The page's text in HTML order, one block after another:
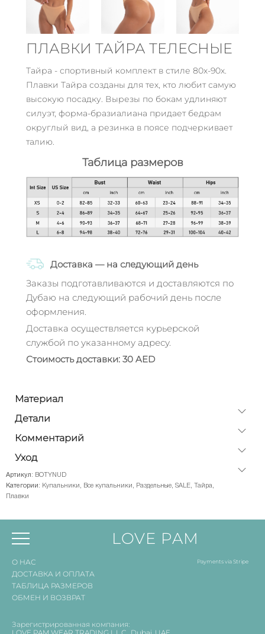
ПЛАВКИ ТАЙРА ТЕЛЕСНЫЕ
Тайра - спортивный комплект в стиле 80х-90х.
Плавки Тайра созданы для тех, кто любит самую
высокую посадку. Вырезы по бокам удлиняют
силуэт, форма-бразиалиана придает бедрам
округлый вид, а резинка в поясе подчеркивает
талию.
Таблица размеров
Доставка — на следующий день
Заказы подготавливаются и доставляются по
Дубаю на следующий рабочий день после
оформления.
Доставка осуществляется курьерской
службой по указанному адресу.
Стоимость доставки: 30 AED
Материал
Детали
Комментарий
Уход
Артикул: BOTYNUD
Категории: Купальники , Все купальники , Раздельные, SALE, Тайра,
Плавки
LOVE PAM
О НАС
ДОСТАВКА И ОПЛАТА
ТАБЛИЦА РАЗМЕРОВ
ОБМЕН И ВОЗВРАТ
Payments via Stripe
Зарегистрированная компания: